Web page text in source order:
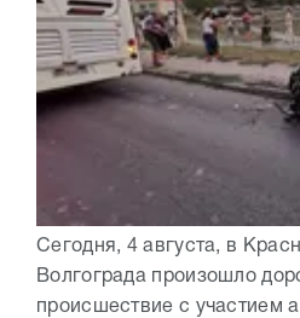
Сегодня, 4 августа, в
Волгограда произошло
происшествие с участием